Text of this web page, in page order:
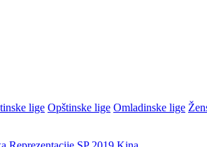
lige Opštinske lige Omladinske lige